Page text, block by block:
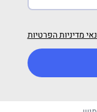
מדיניות הפרטיות